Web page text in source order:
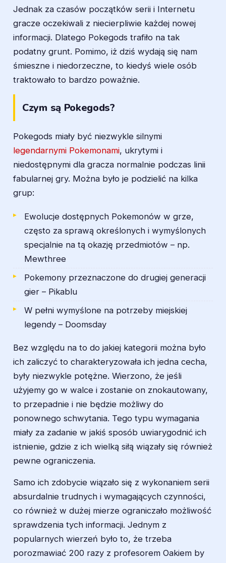
Jednak za czasów początków serii i Internetu
gracze oczekiwali z niecierpliwie każdej nowej
informacji. Dlatego Pokegods trafiło na tak
podatny grunt. Pomimo, iż dziś wydają się nam
śmieszne i niedorzeczne, to kiedyś wiele osób
traktowało to bardzo poważnie.
Czym są Pokegods?
Pokegods miały być niezwykle silnymi
legendarnymi Pokemonami, ukrytymi i
niedostępnymi dla gracza normalnie podczas linii
fabularnej gry. Można było je podzielić na kilka
grup:
Ewolucje dostępnych Pokemonów w grze,
często za sprawą określonych i wymyślonych
specjalnie na tą okazję przedmiotów – np.
Mewthree
Pokemony przeznaczone do drugiej generacji
gier – Pikablu
W pełni wymyślone na potrzeby miejskiej
legendy – Doomsday
Bez względu na to do jakiej kategorii można było
ich zaliczyć to charakteryzowała ich jedna cecha,
były niezwykle potężne. Wierzono, że jeśli
użyjemy go w walce i zostanie on znokautowany,
to przepadnie i nie będzie możliwy do
ponownego schwytania. Tego typu wymagania
miały za zadanie w jakiś sposób uwiarygodnić ich
istnienie, gdzie z ich wielką siłą wiązały się również
pewne ograniczenia.
Samo ich zdobycie wiązało się z wykonaniem serii
absurdalnie trudnych i wymagających czynności,
co również w dużej mierze ograniczało możliwość
sprawdzenia tych informacji. Jednym z
popularnych wierzeń było to, że trzeba
porozmawiać 200 razy z profesorem Oakiem by